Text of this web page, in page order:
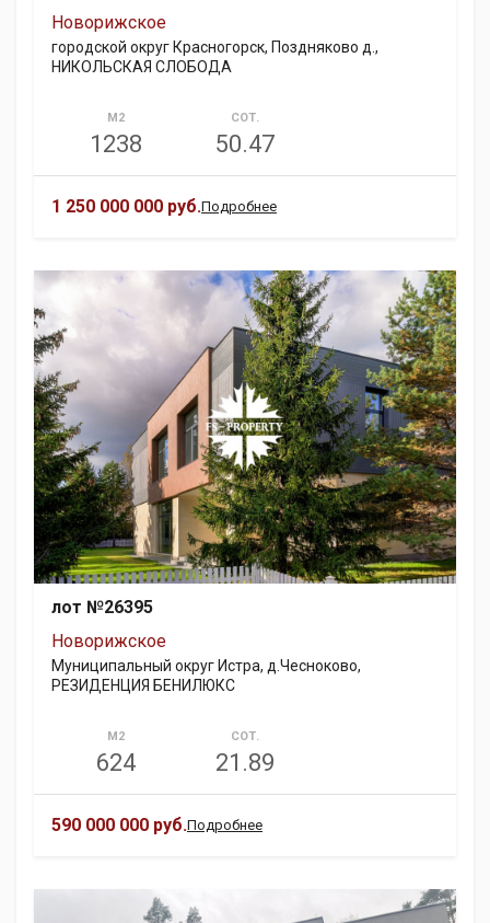
Новорижское
городской округ Красногорск, Поздняково д.,
НИКОЛЬСКАЯ СЛОБОДА
М2
1238
СОТ.
50.47
1 250 000 000 руб.Подробнее
лот №26395
Новорижское
Муниципальный округ Истра, д.Чесноково,
РЕЗИДЕНЦИЯ БЕНИЛЮКС
М2
624
СОТ.
21.89
590 000 000 руб.Подробнее